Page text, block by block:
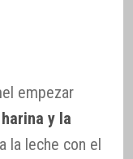
empezar
y la
la leche con el